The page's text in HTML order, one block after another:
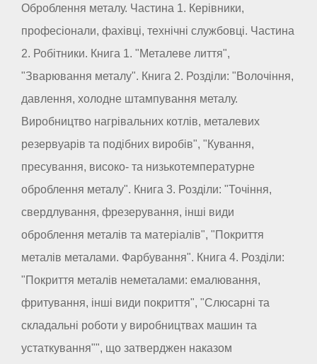
Оброблення металу. Частина 1. Керівники,
професіонали, фахівці, технічні службовці. Частина
2. Робітники. Книга 1. "Металеве лиття",
"Зварювання металу". Книга 2. Розділи: "Волочіння,
давлення, холодне штампування металу.
Виробництво нагрівальних котлів, металевих
резервуарів та подібних виробів", "Кування,
пресування, високо- та низькотемпературне
оброблення металу". Книга 3. Розділи: "Точіння,
свердлування, фрезерування, інші види
оброблення металів та матеріалів", "Покриття
металів металами. Фарбування". Книга 4. Розділи:
"Покриття металів неметалами: емалювання,
фритування, інші види покриття", "Слюсарні та
складальні роботи у виробництвах машин та
устаткування"", що затверджен наказом